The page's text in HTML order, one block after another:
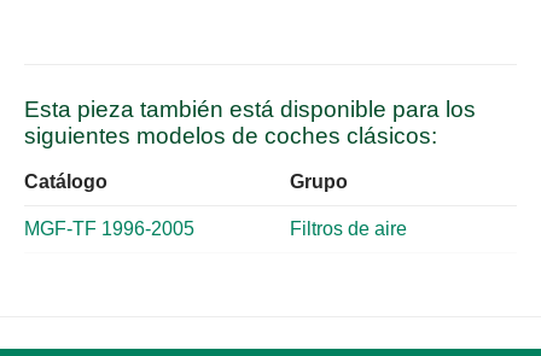
Esta pieza también está disponible para los
siguientes modelos de coches clásicos:
Catálogo Grupo
MGF-TF 1996-2005 Filtros de aire